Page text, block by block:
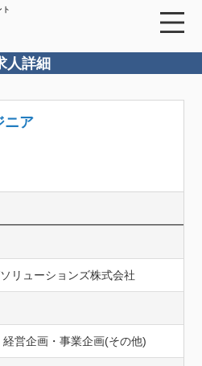
人詳細
ニア
リューションズ株式会社
営企画・事業企画(その他)